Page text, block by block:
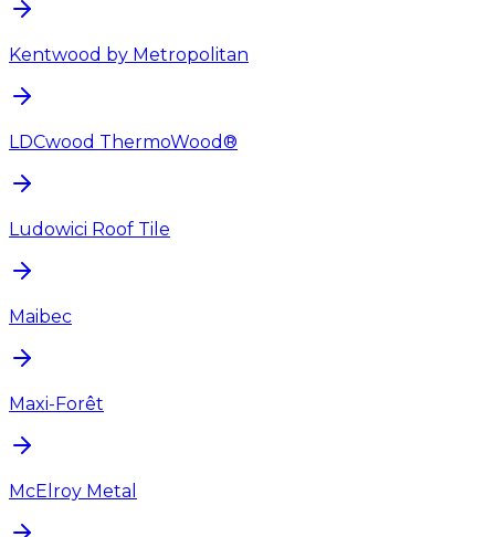
Kentwood by Metropolitan
LDCwood ThermoWood®
Ludowici Roof Tile
Maibec
Maxi-Forêt
McElroy Metal